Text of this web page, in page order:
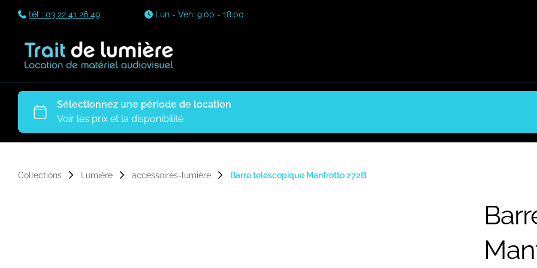
tél : 03 22 41 26 49 Lun - Ven: 9:00 - 18:00
Collections Lumière accessoires-lumière Barre telescopique Manfrotto 272B